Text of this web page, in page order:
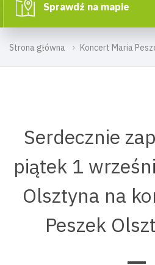
Strona główna Koncert Maria
Sprawdź na mapie
Serdecznie
piątek 1
Olsztyna na
Peszek